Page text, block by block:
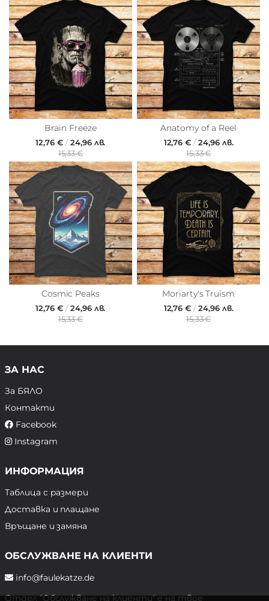
Brain Freeze
12,76 € /24,96 лв.
15,33 €
Anatomy of a Reel
12,76 €/24,96 лв.
15,33 €
Cosmic Peaks
12,76 € /24,96 лв.
15,33 €
Moriarty's Truism
12,76 €/24,96 лв.
15,33 €
ЗА НАС
За БЯЛО
Контакти
Facebook
Instagram
ИНФОРМАЦИЯ
Таблица с размери
Доставка и плащане
Връщане и замяна
ОБСЛУЖВАНЕ НА КЛИЕНТИ
info@faulekatze.de
Отдел "Обслужване на клиенти" е на твое